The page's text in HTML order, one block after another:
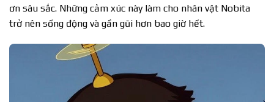
ơn sâu sắc. Những cảm xúc này làm cho nhân vật Nobita
trở nên sống động và gần gũi hơn bao giờ hết.